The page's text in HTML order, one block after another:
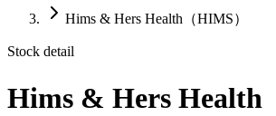
Hims & Hers Health（HIMS）
Stock detail
Hims & Hers Health